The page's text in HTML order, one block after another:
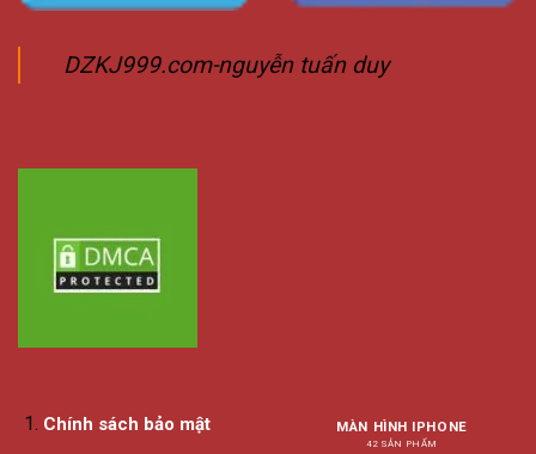
DZKJ999.com-nguyễn tuấn duy
Chính sách bảo mật
MÀN HÌNH IPHONE
42 SẢN PHẨM